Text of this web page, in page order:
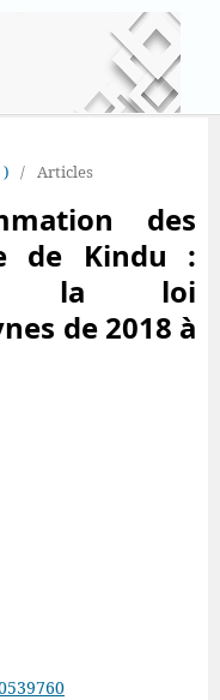
/ Articles
des
de Kindu :
la loi
de 2018 à